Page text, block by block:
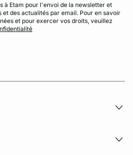
à Etam pour l'envoi de la newsletter et
et des actualités par email. Pour en savoir
et pour exercer vos droits, veuillez